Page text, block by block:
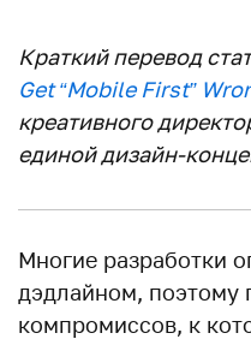
Краткий перевод
Get “Mobile First”
креативного
единой дизайн-
Многие разработки
дэдлайном, поэтому
компромиссов, к